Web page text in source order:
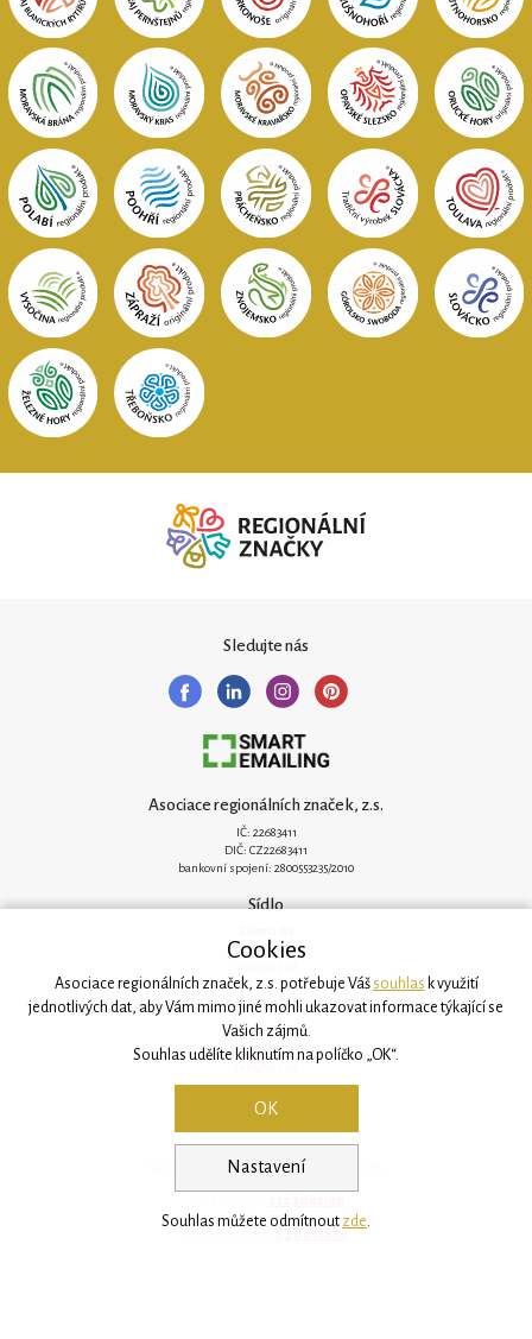
Sledujte nás
Asociace regionálních značek, z.s.
IČ: 22683411
DIČ: CZ22683411
bankovní spojení: 2800553235/2010
Sídlo
251 62 Mukařov
Kancelář
Svatovítská 906/6
160 00 Praha 6
© 2026, Asociace regionálních značek
Cookies
Asociace regionálních značek, z.s. potřebuje Vášsouhlas k využití
jednotlivých dat, aby Vám mimo jiné mohli ukazovat informace týkající se
Vašich zájmů.
Souhlas udělíte kliknutím na políčko „OK“.
Nastavení
OK
Souhlas můžete odmítnout zde.